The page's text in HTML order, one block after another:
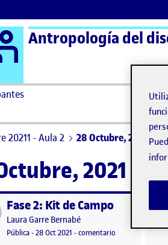
Logo Ágora
Antropología del
20211 - Aula 2 28 Octubre, 2021
2021
por
Fase 2: Kit de Campo
Publicado por
Laura Garre Bernabé
Visibilidad:
Pública-Fecha de publicación
28 Oct 2021 -comentario en Fase 2: Kit